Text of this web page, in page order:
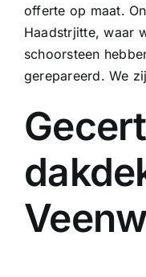
offerte op maat.
Haadstrjitte, waar
schoorsteen
gerepareerd. We